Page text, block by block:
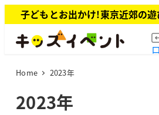
イ
子どもとお出かけ!東京近郊の
Home 2023年
2023年